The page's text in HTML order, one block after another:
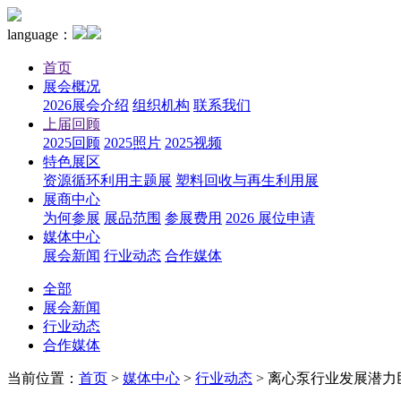
language：
首页
展会概况
2026展会介绍 组织机构 联系我们
上届回顾
2025回顾 2025照片 2025视频
特色展区
资源循环利用主题展 塑料回收与再生利用展
展商中心
为何参展 展品范围 参展费用 2026 展位申请
媒体中心
展会新闻 行业动态 合作媒体
全部
展会新闻
行业动态
合作媒体
当前位置： 首页 > 媒体中心 > 行业动态 > 离心泵行业发展潜力